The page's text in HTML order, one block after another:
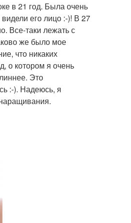
в 21 год. Была очень
его лицо :-)! В 27
Все-таки лежать с
же было мое
что никаких
о котором я очень
Это
:-). Надеюсь, я